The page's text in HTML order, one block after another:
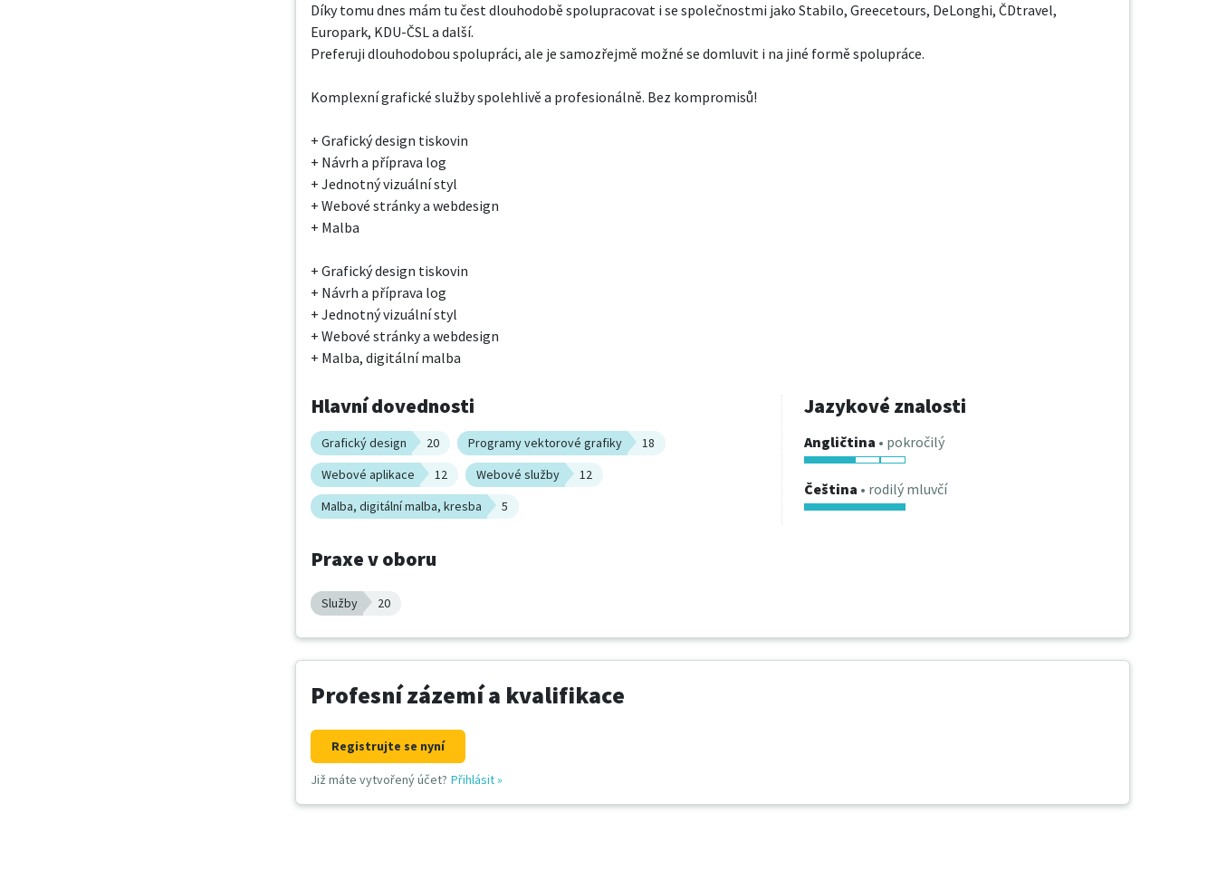
Díky tomu dnes mám tu čest dlouhodobě spolupracovat i se společnostmi jako Stabilo, Greecetours, DeLonghi, ČDtravel,
Europark, KDU-ČSL a další.
Preferuji dlouhodobou spolupráci, ale je samozřejmě možné se domluvit i na jiné formě spolupráce.
Komplexní grafické služby spolehlivě a profesionálně. Bez kompromisů!
+ Grafický design tiskovin
+ Návrh a příprava log
+ Jednotný vizuální styl
+ Webové stránky a webdesign
+ Malba
+ Grafický design tiskovin
+ Návrh a příprava log
+ Jednotný vizuální styl
+ Webové stránky a webdesign
+ Malba, digitální malba
Hlavní dovednosti
Grafický design 20 Programy vektorové grafiky
18
Webové aplikace
12 Webové služby
12
Malba, digitální malba, kresba
5
Praxe v oboru
Služby 20
Jazykové znalosti
Angličtina • pokročilý
Čeština • rodilý mluvčí
Profesní zázemí a kvalifikace
Registrujte se nyní
Již máte vytvořený účet? Přihlásit»